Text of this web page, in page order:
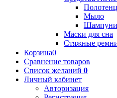
Мыло
Шампуни
Маски для сна
Стяжные
Корзина0
Сравнение товаров
Список желаний 0
Личный кабинет
Авторизация